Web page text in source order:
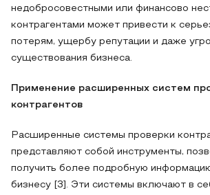
недобросовестными или финансово
контрагентами может привести к
потерям, ущербу репутации и даже
существования бизнеса.
Применение расширенных систем
контрагентов
Расширенные системы проверки
представляют собой инструменты,
получить более подробную
бизнесу [3]. Эти системы включают в